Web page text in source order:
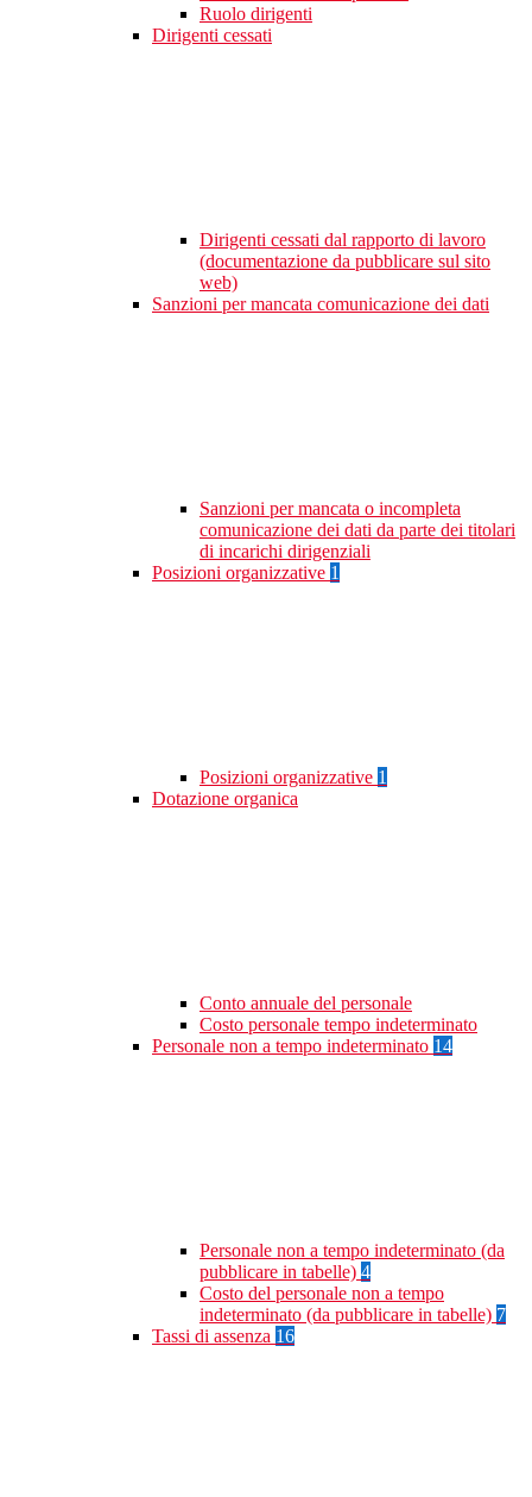
Ruolo dirigenti
Dirigenti cessati
Dirigenti cessati dal rapporto di lavoro
(documentazione da pubblicare sul sito
web)
Sanzioni per mancata comunicazione dei dati
Sanzioni per mancata o incompleta
comunicazione dei dati da parte dei titolari
di incarichi dirigenziali
Posizioni organizzative 1
Posizioni organizzative 1
Dotazione organica
Conto annuale del personale
Costo personale tempo indeterminato
Personale non a tempo indeterminato 14
Personale non a tempo indeterminato (da
pubblicare in tabelle) 4
Costo del personale non a tempo
indeterminato (da pubblicare in tabelle) 7
Tassi di assenza 16